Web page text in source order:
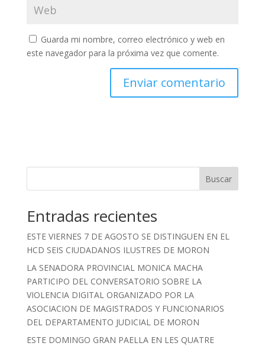
Guarda mi nombre, correo electrónico y web en
este navegador para la próxima vez que comente.
Buscar
Entradas recientes
ESTE VIERNES 7 DE AGOSTO SE DISTINGUEN EN EL
HCD SEIS CIUDADANOS ILUSTRES DE MORON
LA SENADORA PROVINCIAL MONICA MACHA
PARTICIPO DEL CONVERSATORIO SOBRE LA
VIOLENCIA DIGITAL ORGANIZADO POR LA
ASOCIACION DE MAGISTRADOS Y FUNCIONARIOS
DEL DEPARTAMENTO JUDICIAL DE MORON
ESTE DOMINGO GRAN PAELLA EN LES QUATRE